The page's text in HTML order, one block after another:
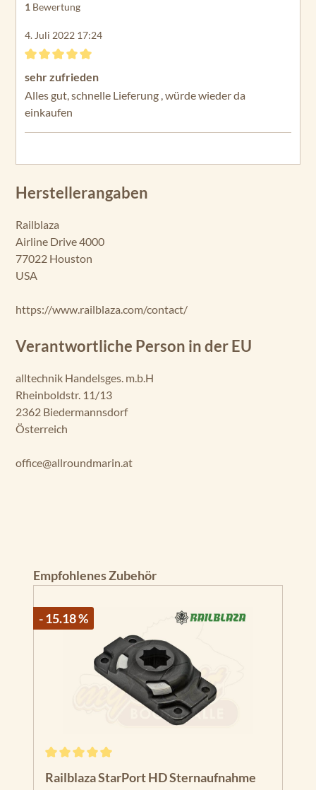
1 Bewertung
4. Juli 2022 17:24
Bewertung mit 5 von 5 Sternen
sehr zufrieden
Alles gut, schnelle Lieferung , würde wieder da
einkaufen
Herstellerangaben
Railblaza
Airline Drive 4000
77022 Houston
USA
https://www.railblaza.com/contact/
Verantwortliche Person in der EU
alltechnik Handelsges. m.b.H
Rheinboldstr. 11/13
2362 Biedermannsdorf
Österreich
office@allroundmarin.at
Produktgalerie überspringen
Empfohlenes Zubehör
- 15.18 %
Railblaza StarPort HD Sternaufnahme